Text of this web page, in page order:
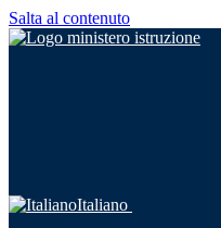
Salta al contenuto
Italiano